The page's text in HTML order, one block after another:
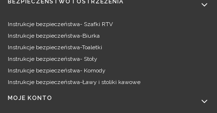
BEZPIECZEŃSTWO I OSTRZEŻENIA
Instrukcje bezpieczeństwa- Szafki RTV
Instrukcje bezpieczeństwa-Biurka
Instrukcje bezpieczeństwa-Toaletki
Instrukcje bezpieczeństwa- Stoły
Instrukcje bezpieczeństwa- Komody
Instrukcje bezpieczeństwa-Ławy i stoliki kawowe
MOJE KONTO